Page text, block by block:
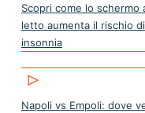
Scopri come lo schermo
letto aumenta il rischio di
insonnia
Napoli vs Empoli: dove